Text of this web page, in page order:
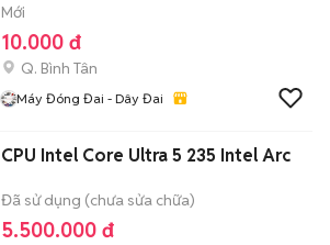
Mới
10.000 đ
Q. Bình Tân
Máy Đóng Đai - Dây Đai
CPU Intel Core Ultra 5 235 Intel Arc
Đã sử dụng (chưa sửa chữa)
5.500.000 đ